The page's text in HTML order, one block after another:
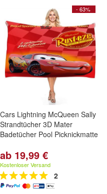
- 63%
Cars Lightning McQueen Sally
Strandtücher 3D Mater
Badetücher Pool Picknickmatte
ab 19,99 €
Kostenloser Versand
2